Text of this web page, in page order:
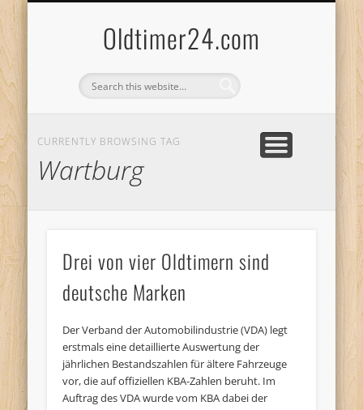
Oldtimer24.com
CURRENTLY BROWSING TAG
Wartburg
Drei von vier Oldtimern sind
deutsche Marken
Der Verband der Automobilindustrie (VDA) legt
erstmals eine detaillierte Auswertung der
jährlichen Bestandszahlen für ältere Fahrzeuge
vor, die auf offiziellen KBA-Zahlen beruht. Im
Auftrag des VDA wurde vom KBA dabei der